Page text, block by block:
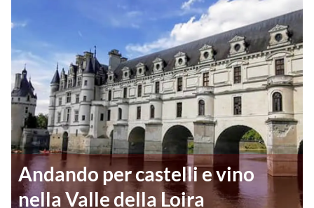
Andando per castelli e vino
nella Valle della Loira